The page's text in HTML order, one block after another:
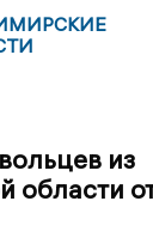
из
области